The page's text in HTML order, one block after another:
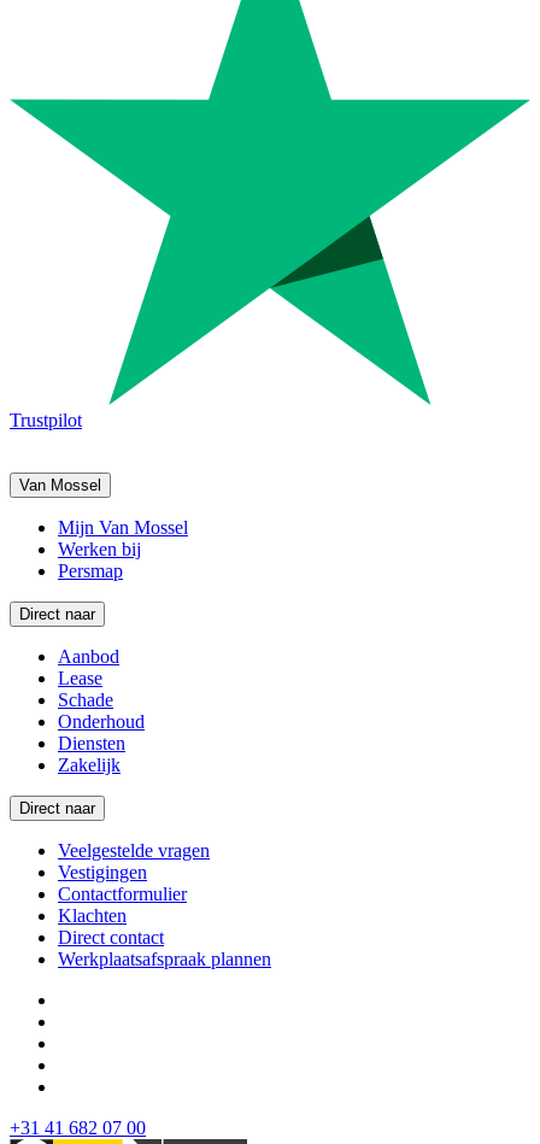
Trustpilot
Van Mossel
Mijn Van Mossel
Werken bij
Persmap
Direct naar
Aanbod
Lease
Schade
Onderhoud
Diensten
Zakelijk
Direct naar
Veelgestelde vragen
Vestigingen
Contactformulier
Klachten
Direct contact
Werkplaatsafspraak plannen
+31 41 682 07 00